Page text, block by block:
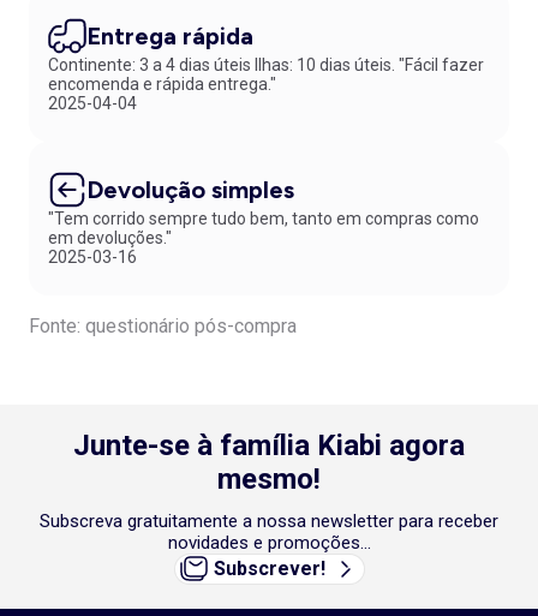
Entrega rápida
Continente: 3 a 4 dias úteis Ilhas: 10 dias úteis. "Fácil fazer
encomenda e rápida entrega."
2025-04-04
Devolução simples
"Tem corrido sempre tudo bem, tanto em compras como
em devoluções."
2025-03-16
Fonte: questionário pós-compra
Junte-se à família Kiabi agora
mesmo!
Subscreva gratuitamente a nossa newsletter para receber
novidades e promoções...
Subscrever!